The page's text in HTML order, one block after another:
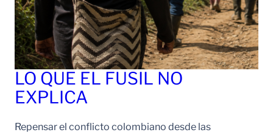
LO QUE EL FUSIL NO
EXPLICA
Repensar el conflicto colombiano desde las